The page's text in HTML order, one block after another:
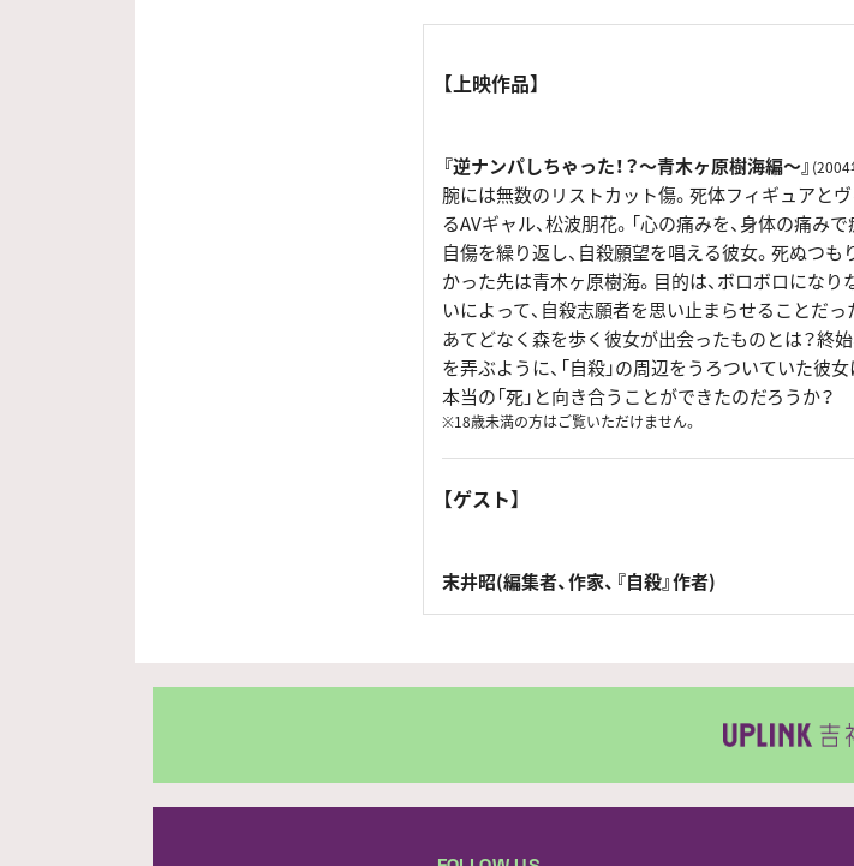
【上映作品】
『逆ナンパしちゃった！？〜青木ヶ原樹海編〜』
腕には無数のリストカット傷。死体フィギュアと
るAVギャル、松波朋花。「心の痛みを、身体の痛み
自傷を繰り返し、自殺願望を唱える彼女。死ぬつ
かった先は青木ヶ原樹海。目的は、ボロボロにな
いによって、自殺志願者を思い止まらせることだ
あてどなく森を歩く彼女が出会ったものとは？終始
を弄ぶように、「自殺」の周辺をうろついていた彼
本当の「死」と向き合うことができたのだろうか？
※18歳未満の方はご覧いただけません。
【ゲスト】
末井昭(編集者、作家、『自殺』作者)